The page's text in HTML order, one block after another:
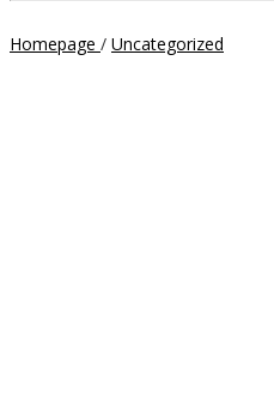
Homepage / Uncategorized